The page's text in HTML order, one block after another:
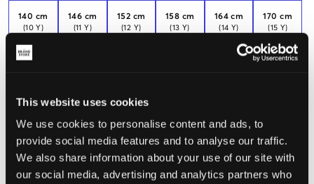
This website uses cookies
We use cookies to personalise content and ads, to
provide social media features and to analyse our traffic.
We also share information about your use of our site with
our social media, advertising and analytics partners who
140 cm
(10 Y)
146 cm
(11 Y)
152 cm
(12 Y)
158 cm
(13 Y)
164 cm
(14 Y)
170 cm
(15 Y)
176 cm
Klein Perfekt Groß
GRÖSSENBERATER